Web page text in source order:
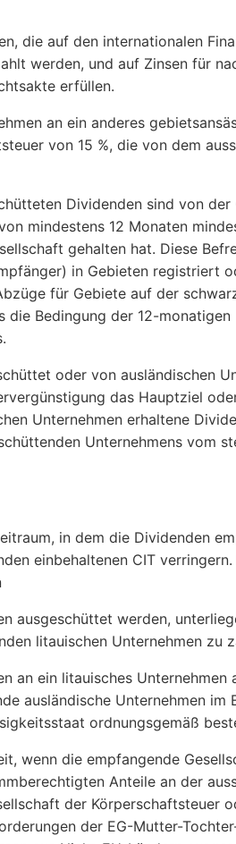
die auf den internationalen
werden, und auf Zinsen für
erfüllen.
an ein anderes
von 15 %, die von dem
Dividenden sind von
mindestens 12 Monaten
gehalten hat. Diese
in Gebieten registriert
für Gebiete auf der
Bedingung der 12-
oder von ausländischen
das Hauptziel
Unternehmen erhaltene
Unternehmens vom
in dem die Dividenden
einbehaltenen CIT
ausgeschüttet werden,
litauischen Unternehmen zu
an ein litauisches
ausländische Unternehmen im
ordnungsgemäß
wenn die empfangende
Anteile an der
der Körperschaftsteuer
der EG-Mutter-